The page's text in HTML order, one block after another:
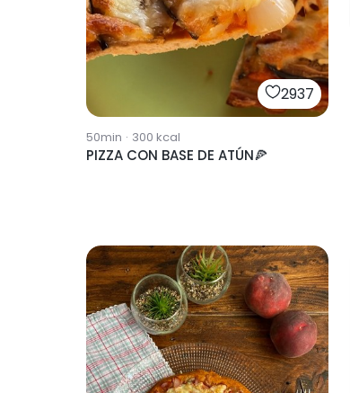
2937
50min · 300 kcal
PIZZA CON BASE DE ATÚN🍕